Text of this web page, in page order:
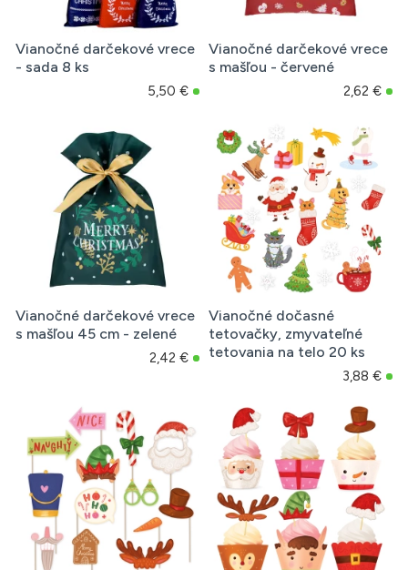
Vianočné darčekové vrece
- sada 8 ks
5,50 €
Vianočné darčekové vrece
s mašľou - červené
2,62 €
Vianočné darčekové vrece
s mašľou 45 cm - zelené
2,42 €
Vianočné dočasné
tetovačky, zmyvateľné
tetovania na telo 20 ks
3,88 €